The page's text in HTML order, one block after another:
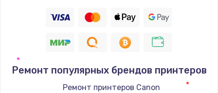
Ремонт популярных брендов принтеров
Ремонт принтеров Canon